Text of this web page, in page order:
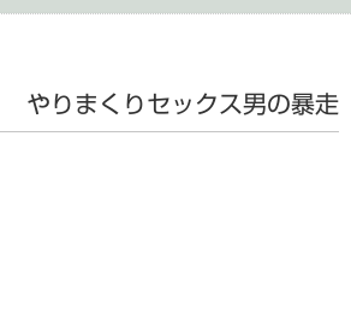
やりまくりセックス男の暴走